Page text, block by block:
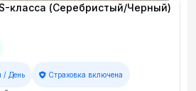
класса (Серебристый/Черный)
/ День Страховка включена